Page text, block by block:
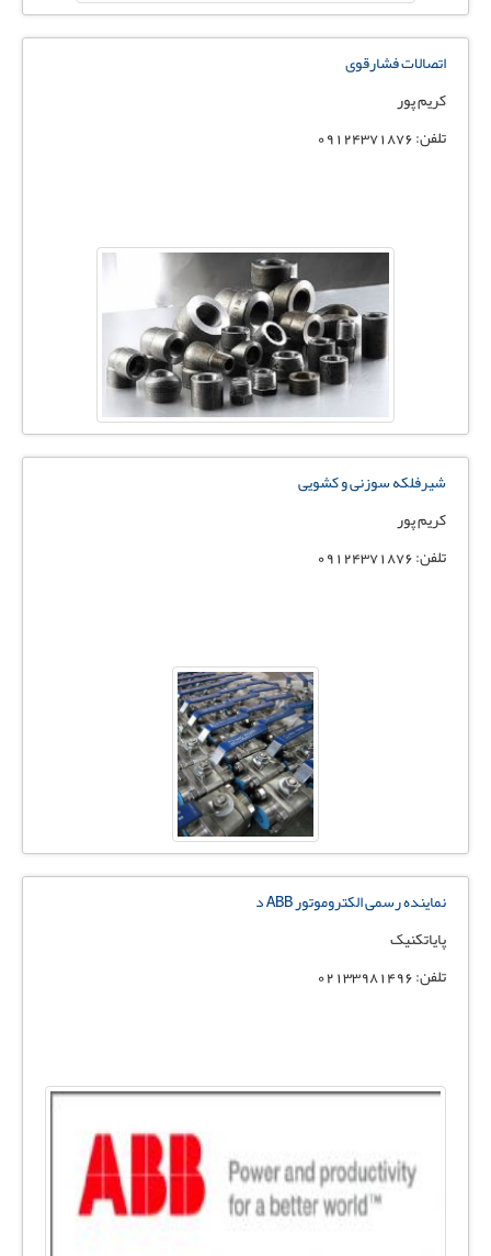
اتصالات فشارقوی
کریم پور
تلفن: 09124371876
شیرفلکه سوزنی و کشویی
کریم پور
تلفن: 09124371876
نماینده رسمی الکتروموتور ABB د
پایاتکنیک
تلفن: 02133981496